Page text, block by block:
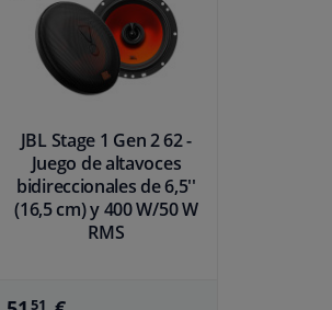
JBL Stage 1 Gen 2 62 -
Juego de altavoces
bidireccionales de 6,5''
(16,5 cm) y 400 W/50 W
RMS
51